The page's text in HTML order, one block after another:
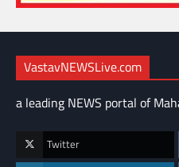
VastavNEWSLive.com
a leading NEWS portal of
Twitter